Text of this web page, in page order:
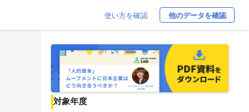
使い方を確認 他のデータを確認
対象年度